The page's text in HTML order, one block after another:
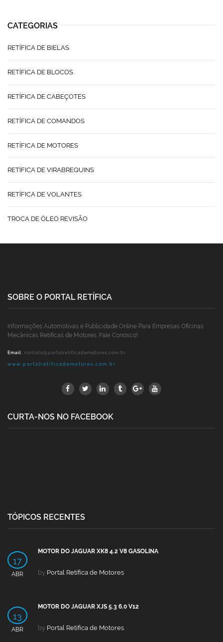
CATEGORIAS
RETÍFICA DE BIELAS
RETÍFICA DE BLOCOS
RETÍFICA DE CABEÇOTES
RETÍFICA DE COMANDOS
RETÍFICA DE MOTORES
RETÍFICA DE VIRABREQUINS
RETÍFICA DE VOLANTES
TROCA DE ÓLEO REVISÃO
SOBRE O PORTAL RETÍFICA
Informações Automotivas e Publicidade Online Para Empresas Oficinas
Mecânicas Retíficas de Motores. Fale Conosco!
Email: contato@portalretificademotores.com.br
www.portalretificademotores.com.br
CURTA-NOS NO FACEBOOK
TÓPICOS RECENTES
17
ABR
MOTOR DO JAGUAR XK8 4.2 V8 GASOLINA
by Portal Retífica de Motores
13
ABR
MOTOR DO JAGUAR XJS 5.3 6.0 V12
by Portal Retífica de Motores